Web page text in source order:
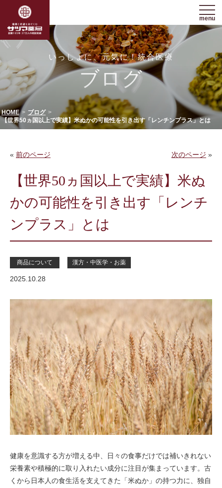
menu
いっしょに、元気に！統合医療
ブログ
HOME
ブログ
【世界50ヵ国以上で実績】米ぬかの可能性を引き出す「レンチンプラス」とは
« 前のページ 次のページ »
【世界50ヵ国以上で実績】米ぬ
かの可能性を引き出す「レンチ
ンプラス」とは
商品について 漢方・中医学・お薬
2025.10.28
健康を意識する方が増える中、日々の食事だけでは補いきれない
栄養素や積極的に取り入れたい成分に注目が集まっています。古
くから日本人の食生活を支えてきた「米ぬか」の持つ力に、独自